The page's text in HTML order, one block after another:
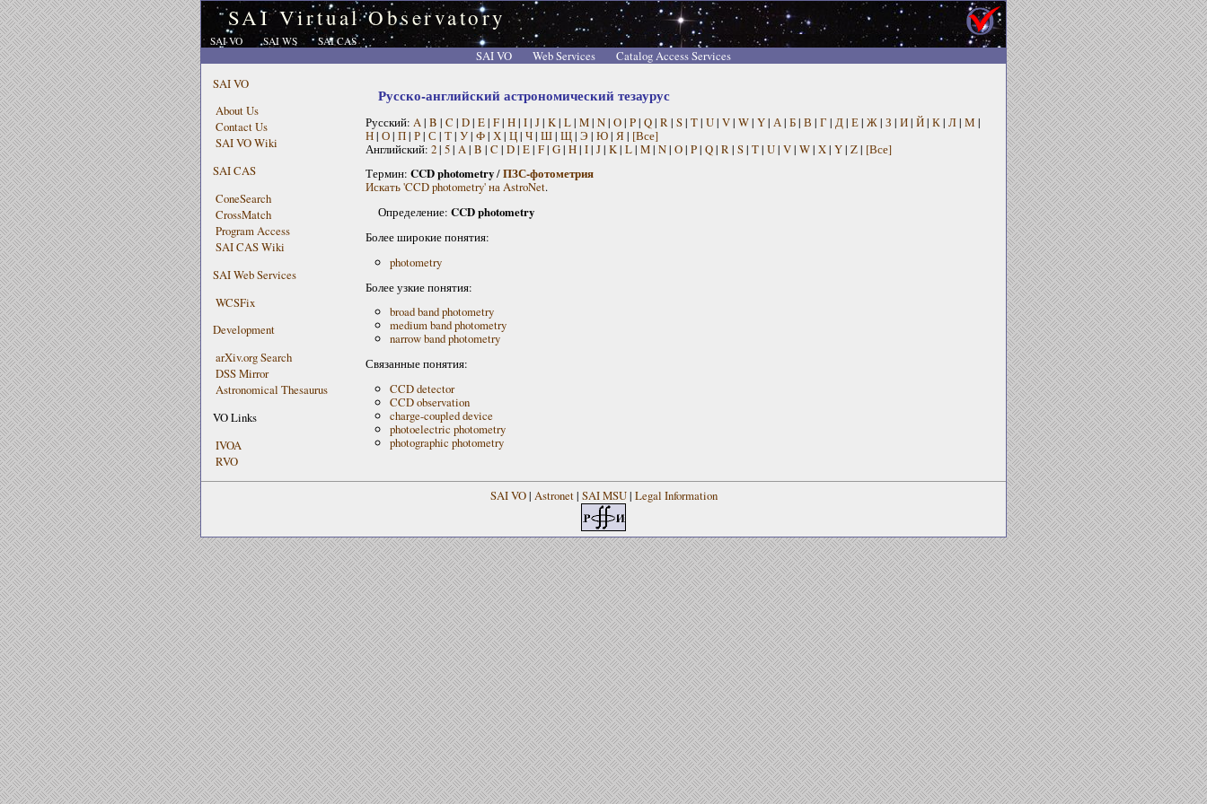
SAI Virtual Observatory
SAI VO SAI WS SAI CAS
SAI VO Web Services
Catalog Access Services
SAI VO
About Us
Contact Us
SAI VO Wiki
SAI CAS
ConeSearch
CrossMatch
Program Access
SAI CAS Wiki
SAI Web Services
WCSFix
Development
arXiv.org Search
DSS Mirror
Astronomical Thesaurus
VO Links
IVOA
RVO
Русско-английский астрономический тезаурус
Русский: A | B | C | D| E| F| H| I| J| K| L| M| N| O| P| Q| R | S| T| U| V| W| Y| А | Б| В | Г | Д| Е| Ж| З | И| Й| К| Л| М |
Н| О| П| Р| С | Т| У| Ф| Х| Ц| Ч| Ш| Щ| Э | Ю| Я| [Все]
Английский: 2| 5| A | B | C | D| E| F| G| H| I| J| K| L| M| N| O| P| Q| R | S| T| U| V| W| X| Y| Z| [Все]
Термин: CCD photometry/ПЗС-фотометрия
Искать 'CCD photometry' на AstroNet.
Определение: CCD photometry
Более широкие понятия:
photometry
Более узкие понятия:
broad band photometry
medium band photometry
narrow band photometry
Связанные понятия:
CCD detector
CCD observation
charge-coupled device
photoelectric photometry
photographic photometry
SAI VO| Astronet| SAI MSU| Legal Information